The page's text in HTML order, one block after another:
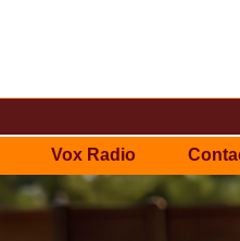
Vox Radio